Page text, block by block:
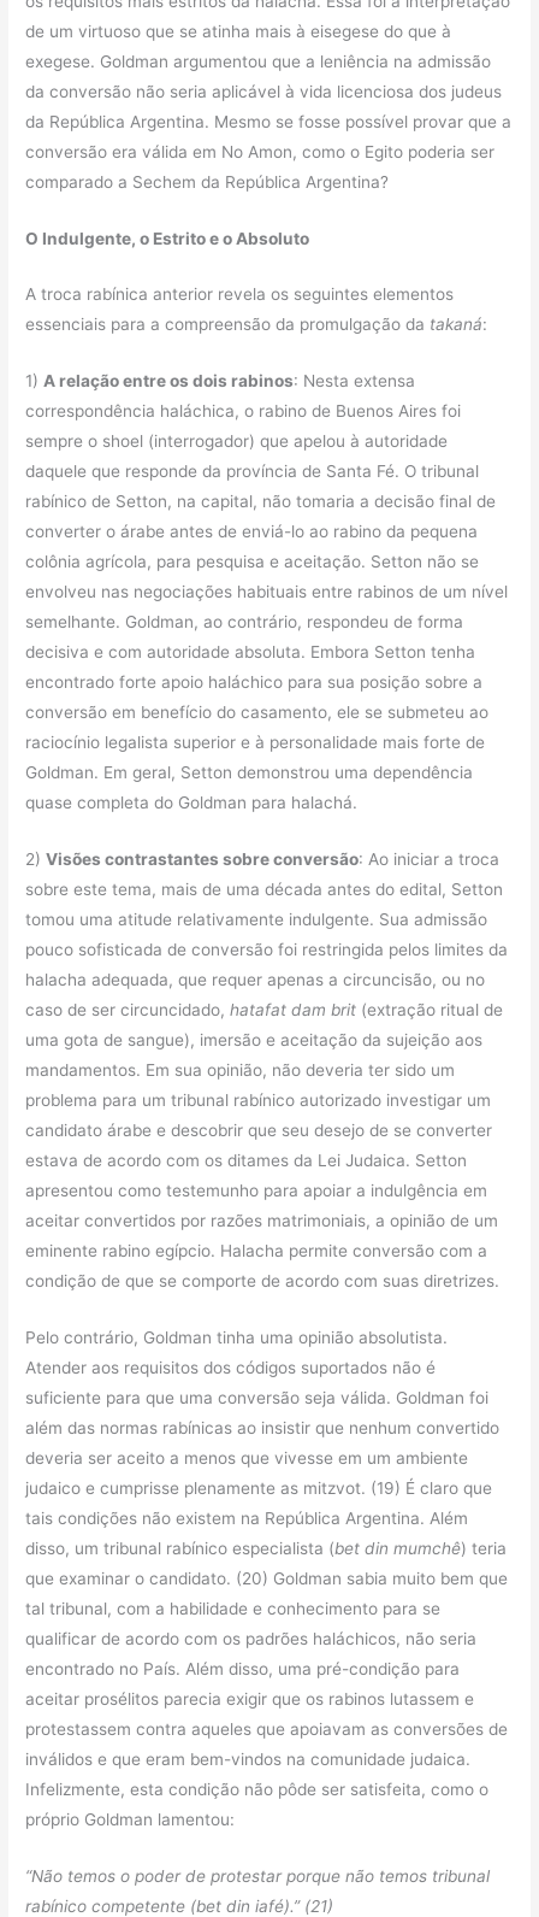
de um virtuoso que se atinha mais à eisegese do que à
exegese. Goldman argumentou que a leniência na admissão
da conversão não seria aplicável à vida licenciosa dos judeus
da República Argentina. Mesmo se fosse possível provar que a
conversão era válida em No Amon, como o Egito poderia ser
comparado a Sechem da República Argentina?
O Indulgente, o Estrito e o Absoluto
A troca rabínica anterior revela os seguintes elementos
essenciais para a compreensão da promulgação da takaná:
1)A relação entre os dois rabinos: Nesta extensa
correspondência haláchica, o rabino de Buenos Aires foi
sempre o shoel (interrogador) que apelou à autoridade
daquele que responde da província de Santa Fé. O tribunal
rabínico de Setton, na capital, não tomaria a decisão final de
converter o árabe antes de enviá-lo ao rabino da pequena
colônia agrícola, para pesquisa e aceitação. Setton não se
envolveu nas negociações habituais entre rabinos de um nível
semelhante. Goldman, ao contrário, respondeu de forma
decisiva e com autoridade absoluta. Embora Setton tenha
encontrado forte apoio haláchico para sua posição sobre a
conversão em benefício do casamento, ele se submeteu ao
raciocínio legalista superior e à personalidade mais forte de
Goldman. Em geral, Setton demonstrou uma dependência
quase completa do Goldman para halachá.
2)Visões contrastantes sobre conversão: Ao iniciar a troca
sobre este tema, mais de uma década antes do edital, Setton
tomou uma atitude relativamente indulgente. Sua admissão
pouco sofisticada de conversão foi restringida pelos limites da
halacha adequada, que requer apenas a circuncisão, ou no
caso de ser circuncidado,hatafat dam brit (extração ritual de
uma gota de sangue), imersão e aceitação da sujeição aos
mandamentos. Em sua opinião, não deveria ter sido um
problema para um tribunal rabínico autorizado investigar um
candidato árabe e descobrir que seu desejo de se converter
estava de acordo com os ditames da Lei Judaica. Setton
apresentou como testemunho para apoiar a indulgência em
aceitar convertidos por razões matrimoniais, a opinião de um
eminente rabino egípcio. Halacha permite conversão com a
condição de que se comporte de acordo com suas diretrizes.
Pelo contrário, Goldman tinha uma opinião absolutista.
Atender aos requisitos dos códigos suportados não é
suficiente para que uma conversão seja válida. Goldman foi
além das normas rabínicas ao insistir que nenhum convertido
deveria ser aceito a menos que vivesse em um ambiente
judaico e cumprisse plenamente as mitzvot. (19) É claro que
tais condições não existem na República Argentina. Além
disso, um tribunal rabínico especialista (bet din mumchê) teria
que examinar o candidato. (20) Goldman sabia muito bem que
tal tribunal, com a habilidade e conhecimento para se
qualificar de acordo com os padrões haláchicos, não seria
encontrado no País. Além disso, uma pré-condição para
aceitar prosélitos parecia exigir que os rabinos lutassem e
protestassem contra aqueles que apoiavam as conversões de
inválidos e que eram bem-vindos na comunidade judaica.
Infelizmente, esta condição não pôde ser satisfeita, como o
próprio Goldman lamentou:
“Não temos o poder de protestar porque não temos tribunal
rabínico competente (bet din iafé).” (21)